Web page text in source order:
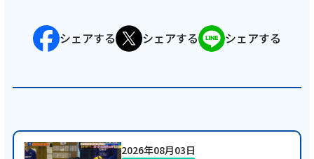
シェアする シェアする シェアする
2026年08月03日